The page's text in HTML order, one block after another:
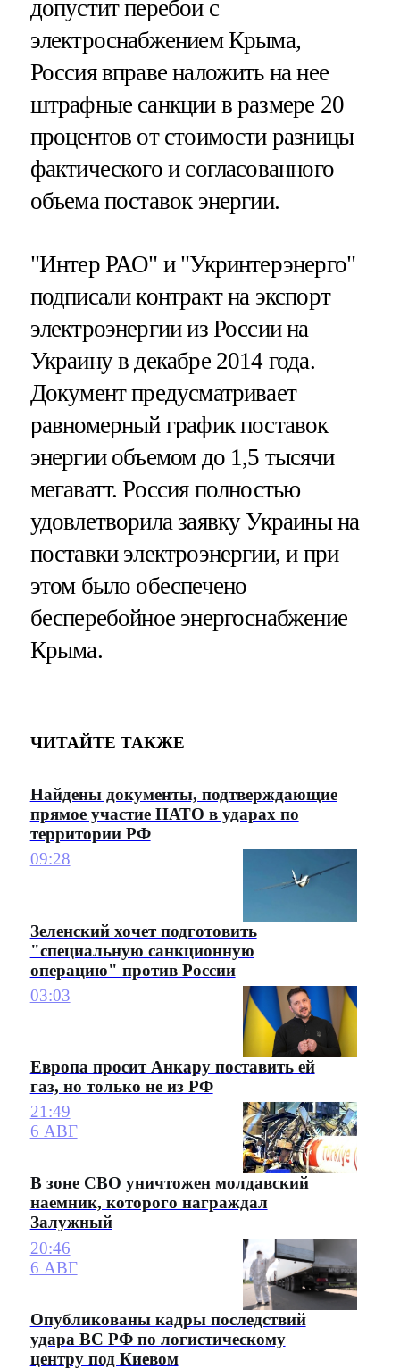
допустит перебои с
электроснабжением Крыма,
Россия вправе наложить на нее
штрафные санкции в размере 20
процентов от стоимости разницы
фактического и согласованного
объема поставок энергии.
"Интер РАО" и "Укринтерэнерго"
подписали контракт на экспорт
электроэнергии из России на
Украину в декабре 2014 года.
Документ предусматривает
равномерный график поставок
энергии объемом до 1,5 тысячи
мегаватт. Россия полностью
удовлетворила заявку Украины на
поставки электроэнергии, и при
этом было обеспечено
бесперебойное энергоснабжение
Крыма.
ЧИТАЙТЕ ТАКЖЕ
Найдены документы, подтверждающие
прямое участие НАТО в ударах по
территории РФ
09:28
Зеленский хочет подготовить
"специальную санкционную
операцию" против России
03:03
Европа просит Анкару поставить ей
газ, но только не из РФ
21:49
6 АВГ
В зоне СВО уничтожен молдавский
наемник, которого награждал
Залужный
20:46
6 АВГ
Опубликованы кадры последствий
удара ВС РФ по логистическому
центру под Киевом